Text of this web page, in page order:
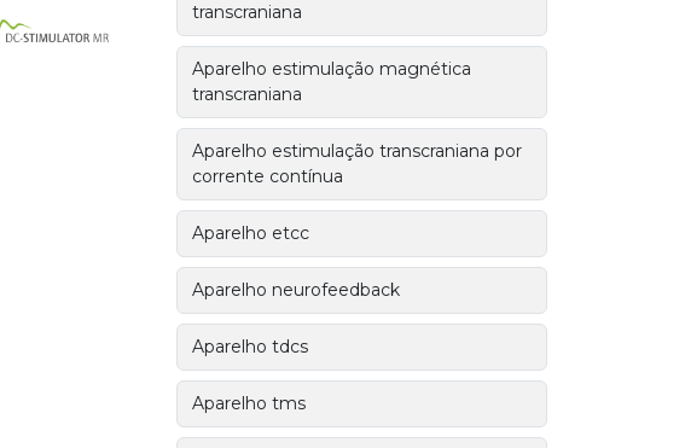
transcraniana
Aparelho estimulação magnética
transcraniana
Aparelho estimulação transcraniana por
corrente contínua
Aparelho etcc
Aparelho neurofeedback
Aparelho tdcs
Aparelho tms